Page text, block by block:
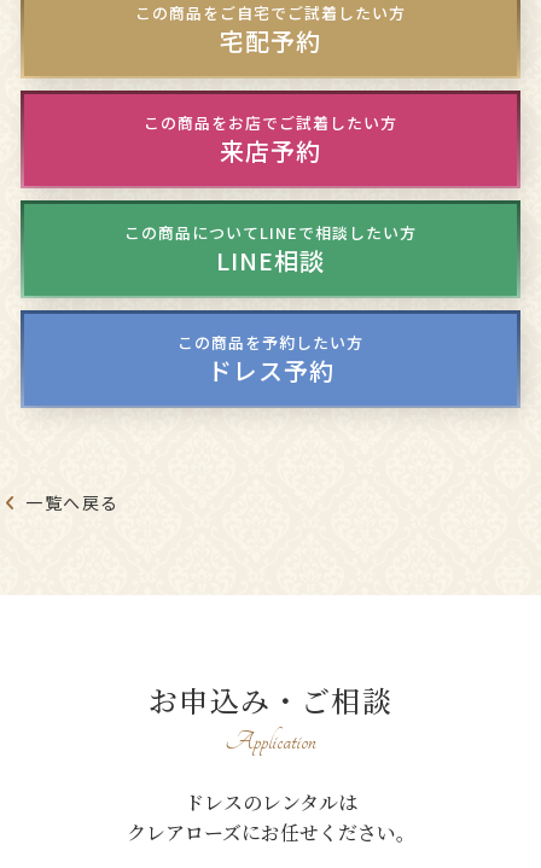
この商品をご自宅でご試着したい方
宅配予約
この商品をお店でご試着したい方
来店予約
この商品についてLINEで相談したい方
LINE相談
この商品を予約したい方
ドレス予約
一覧へ戻る
お申込み・ご相談
Application
ドレスのレンタルは
クレアローズにお任せください。